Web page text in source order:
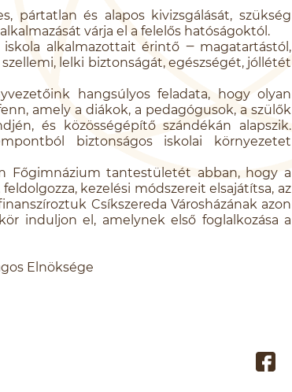
pártatlan és alapos kivizsgálását, szükség
várja el a felelős hatóságoktól.
alkalmazottait érintő ‒ magatartástól,
lelki biztonságát, egészségét, jóllétét
hangsúlyos feladata, hogy olyan
amely a diákok, a pedagógusok, a szülők
és közösségépítő szándékán alapszik.
biztonságos iskolai környezetet
Főgimnázium tantestületét abban, hogy a
kezelési módszereit elsajátítsa, az
Csíkszereda Városházának azon
induljon el, amelynek első foglalkozása a
Elnöksége